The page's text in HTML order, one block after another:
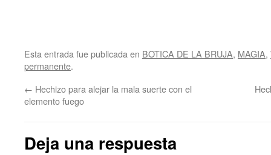
Esta entrada fue publicada en BOTICA DE LA BRUJA, MAGIA,
permanente.
← Hechizo para alejar la mala suerte con el
elemento fuego
Deja una respuesta